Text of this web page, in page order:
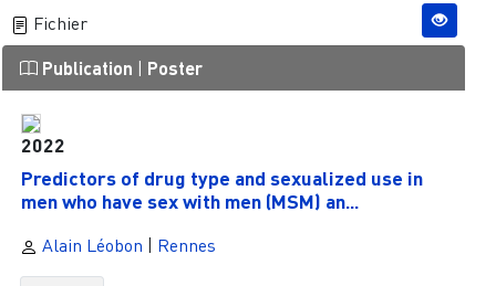
Fichier
Publication | Poster
2022
Predictors of drug type and sexualized use in
men who have sex with men (MSM) an...
Alain Léobon | Rennes